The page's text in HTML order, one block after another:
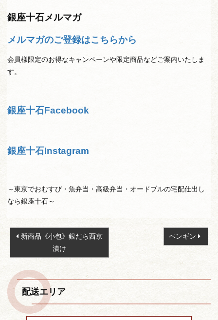
銀座十石メルマガ
メルマガのご登録はこちらから
会員様限定のお得なキャンペーンや限定商品などご案内いたしま
す。
銀座十石Facebook
銀座十石Instagram
～東京でおむすび・魚弁当・高級弁当・オードブルの宅配仕出し
なら銀座十石～
投
ナ
ビ
ゲ
ー
シ
新商品《小包》銀だら西京
漬け
ペンギン
配送エリア